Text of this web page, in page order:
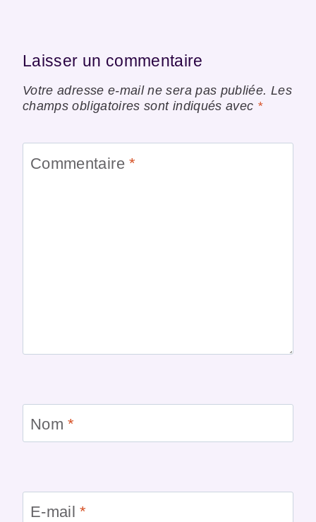
Laisser un commentaire
Votre adresse e-mail ne sera pas publiée. Les
champs obligatoires sont indiqués avec *
Commentaire*
Nom*
E-mail*